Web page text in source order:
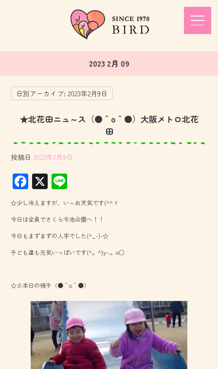
2023 2月 09
日別アーカイブ:2023年2月9日
★北花田ニュ～ス（●＾o＾●）大阪メトロ北花
田
投稿日 2023年2月9日
F
ac
e
b
o
ok
X
ne
☆少し冷えますが、い～お天気です(^^ゞ
今日は全員でさくら今池公園へ！！
今日もまずまずの人手でした(^_-)-☆
子ども達も元気いっぱいです(^。^)y-.。o○
☆彡本日の様子（●＾o＾●）